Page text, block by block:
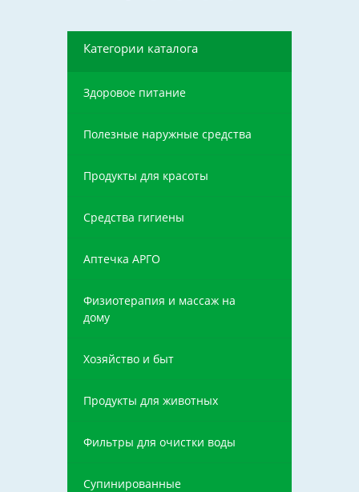
Категории каталога
Здоровое питание
Полезные наружные средства
Продукты для красоты
Средства гигиены
Аптечка АРГО
Физиотерапия и массаж на
дому
Хозяйство и быт
Продукты для животных
Фильтры для очистки воды
Супинированные